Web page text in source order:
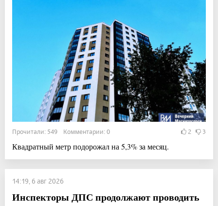
Прочитали: 549 Комментарии: 0 2 3
Квадратный метр подорожал на 5,3% за месяц.
14:19, 6 авг 2026
Инспекторы ДПС продолжают проводить